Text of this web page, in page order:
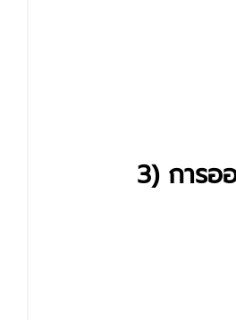
3) การ